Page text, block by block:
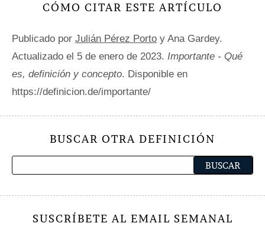
CÓMO CITAR ESTE ARTÍCULO
Publicado por Julián Pérez Porto y Ana Gardey.
Actualizado el 5 de enero de 2023. Importante - Qué
es, definición y concepto. Disponible en
https://definicion.de/importante/
BUSCAR OTRA DEFINICIÓN
SUSCRÍBETE AL EMAIL SEMANAL